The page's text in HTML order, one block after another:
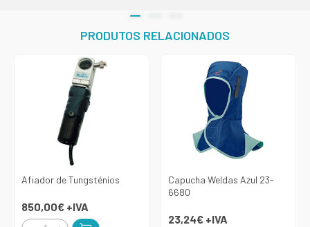
PRODUTOS RELACIONADOS
Afiador de Tungsténios
850,00€ +IVA
Capucha Weldas Azul 23-
6680
23,24€ +IVA